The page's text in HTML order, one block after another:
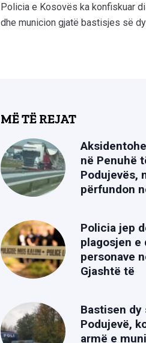
Policia e Kosovës ka konfiskuar
dhe municion gjatë bastisjes së dy
MË TË REJAT
në Penuhë
Podujevës,
përfundon
Policia jep
plagosjen e
personave
Gjashtë të
Bastisen dy
Podujevë,
armë e